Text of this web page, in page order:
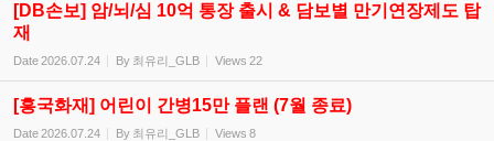
[DB손보] 암/뇌/심 10억 통장 출시 & 담보별 만기연장제도 탑
재
Date2026.07.24 By 최유리_GLB Views 22
[흥국화재] 어린이 간병15만 플랜 (7월 종료)
Date2026.07.24 By 최유리_GLB Views 8